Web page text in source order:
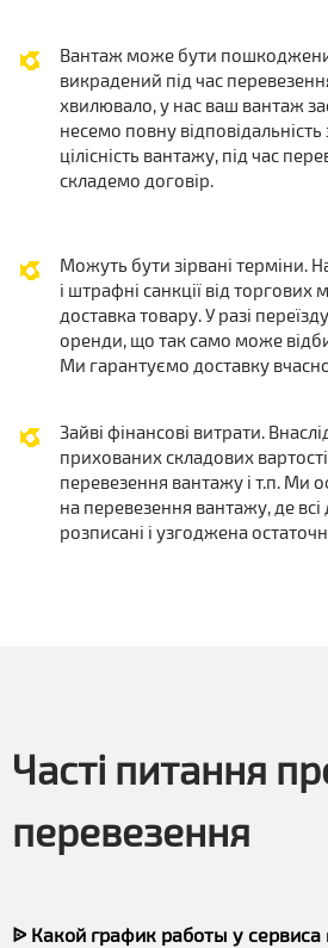
Вантаж може бути
викрадений під час
хвилювало, у нас ваш вантаж
несемо повну
цілісність вантажу, під час
складемо договір.
Можуть бути зірвані терміни.
і штрафні санкції від
доставка товару. У разі
оренди, що так само може
Ми гарантуємо доставку
Зайві фінансові витрати.
прихованих складових
перевезення вантажу і т.п. Ми
на перевезення вантажу, де всі
розписані і узгоджена
Часті питання
перевезення
ᐉ Какой график работы у сервиса